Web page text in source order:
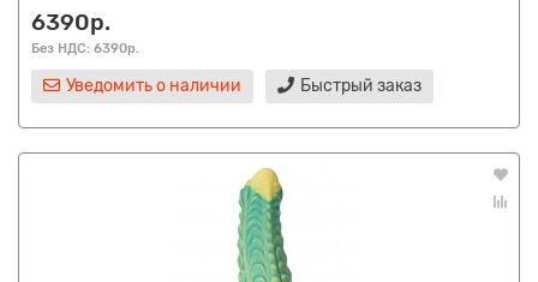
6390р.
Без НДС: 6390р.
Уведомить о наличии Быстрый заказ